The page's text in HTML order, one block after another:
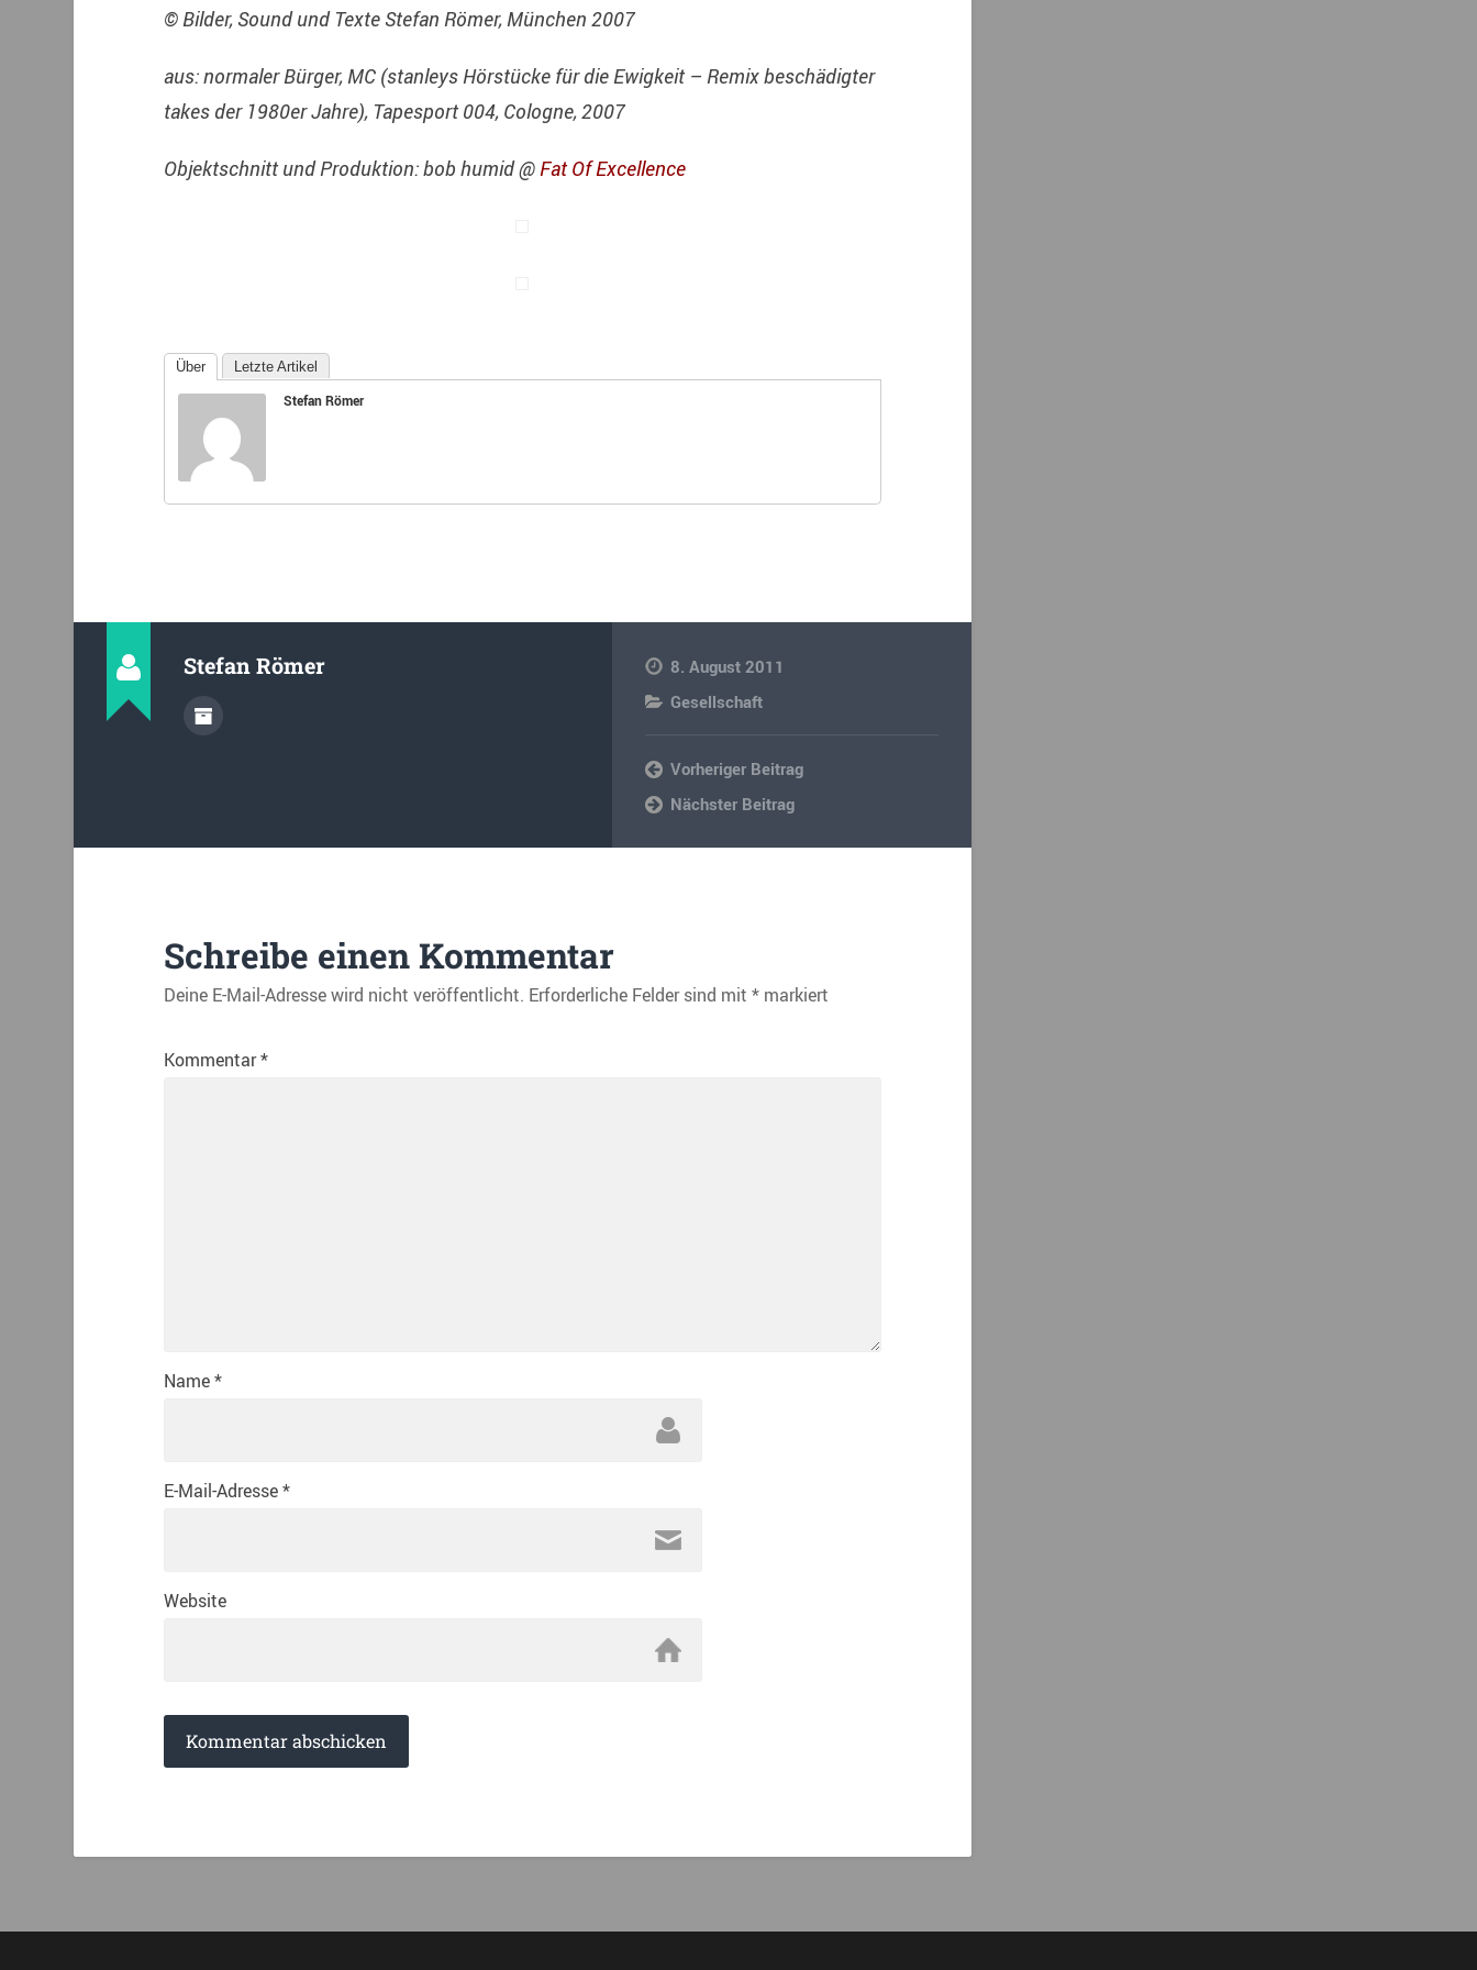
© Bilder, Sound und Texte Stefan Römer, München 2007
aus: normaler Bürger, MC (stanleys Hörstücke für die Ewigkeit – Remix beschädigter
takes der 1980er Jahre), Tapesport 004, Cologne, 2007
Objektschnitt und Produktion: bob humid @Fat Of Excellence
Über Letzte Artikel
Stefan Römer
Stefan Römer
8. August 2011
Gesellschaft
Vorheriger Beitrag
Nächster Beitrag
Schreibe einen Kommentar
Deine E-Mail-Adresse wird nicht veröffentlicht. Erforderliche Felder sind mit *markiert
Kommentar*
Name*
E-Mail-Adresse*
Website